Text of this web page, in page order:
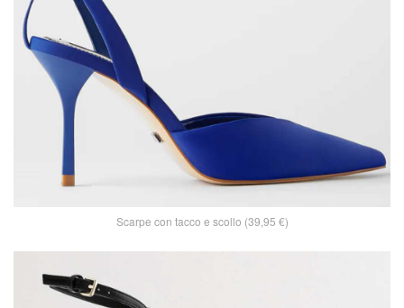
Scarpe con tacco e scollo (39,95 €)